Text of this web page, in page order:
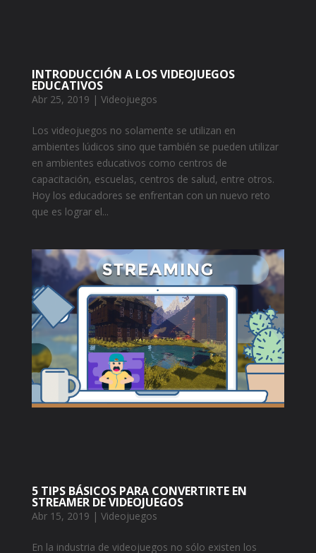
INTRODUCCIÓN A LOS VIDEOJUEGOS
EDUCATIVOS
Abr 25, 2019 | Videojuegos
Los videojuegos no solamente se utilizan en
ambientes lúdicos sino que también se pueden utilizar
en ambientes educativos como centros de
capacitación, escuelas, centros de salud, entre otros.
Hoy los educadores se enfrentan con un nuevo reto
que es lograr el...
5 TIPS BÁSICOS PARA CONVERTIRTE EN
STREAMER DE VIDEOJUEGOS
Abr 15, 2019 | Videojuegos
En la industria de videojuegos no sólo existen los